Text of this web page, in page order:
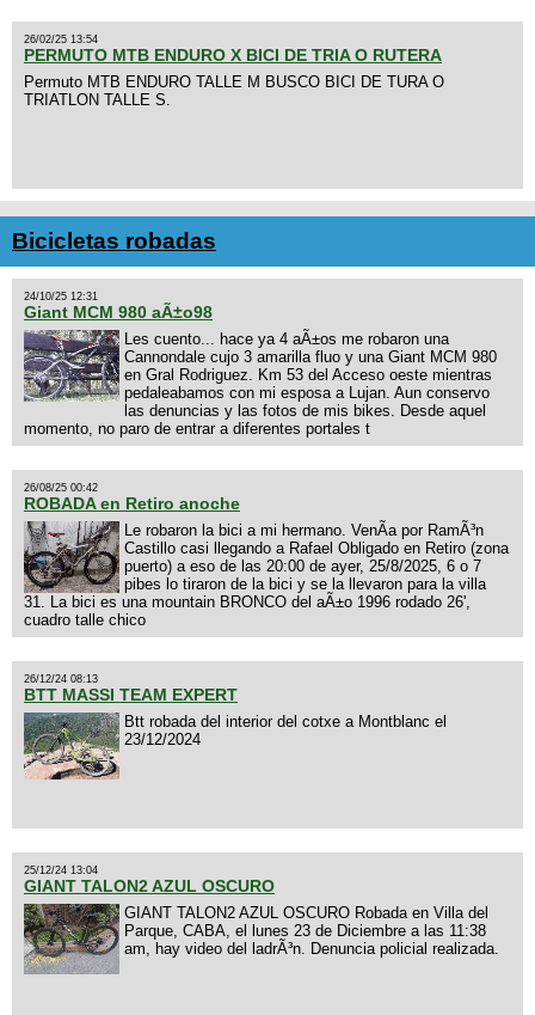
26/02/25 13:54
PERMUTO MTB ENDURO X BICI DE TRIA O RUTERA
Permuto MTB ENDURO TALLE M BUSCO BICI DE TURA O
TRIATLON TALLE S.
Bicicletas robadas
24/10/25 12:31
Giant MCM 980 aÃ±o98
Les cuento... hace ya 4 aÃ±os me robaron una
Cannondale cujo 3 amarilla fluo y una Giant MCM 980
en Gral Rodriguez. Km 53 del Acceso oeste mientras
pedaleabamos con mi esposa a Lujan. Aun conservo
las denuncias y las fotos de mis bikes. Desde aquel
momento, no paro de entrar a diferentes portales t
26/08/25 00:42
ROBADA en Retiro anoche
Le robaron la bici a mi hermano. VenÃ­a por RamÃ³n
Castillo casi llegando a Rafael Obligado en Retiro (zona
puerto) a eso de las 20:00 de ayer, 25/8/2025, 6 o 7
pibes lo tiraron de la bici y se la llevaron para la villa
31. La bici es una mountain BRONCO del aÃ±o 1996 rodado 26',
cuadro talle chico
26/12/24 08:13
BTT MASSI TEAM EXPERT
Btt robada del interior del cotxe a Montblanc el
23/12/2024
25/12/24 13:04
GIANT TALON2 AZUL OSCURO
GIANT TALON2 AZUL OSCURO Robada en Villa del
Parque, CABA, el lunes 23 de Diciembre a las 11:38
am, hay video del ladrÃ³n. Denuncia policial realizada.